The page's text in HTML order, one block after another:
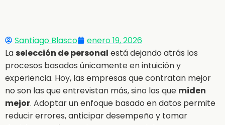
Santiago Blasco
enero 19, 2026
La selección de personal está dejando atrás los
procesos basados únicamente en intuición y
experiencia. Hoy, las empresas que contratan mejor
no son las que entrevistan más, sino las que miden
mejor. Adoptar un enfoque basado en datos permite
reducir errores, anticipar desempeño y tomar